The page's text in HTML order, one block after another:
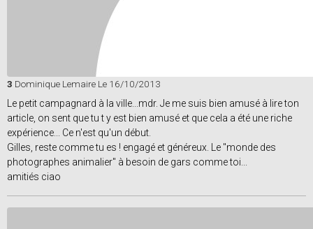
3 Dominique Lemaire Le 16/10/2013
Le petit campagnard à la ville...mdr. Je me suis bien amusé à lire ton
article, on sent que tu t y est bien amusé et que cela a été une riche
expérience... Ce n'est qu'un début.
Gilles, reste comme tu es ! engagé et généreux. Le "monde des
photographes animalier" à besoin de gars comme toi...
amitiés ciao